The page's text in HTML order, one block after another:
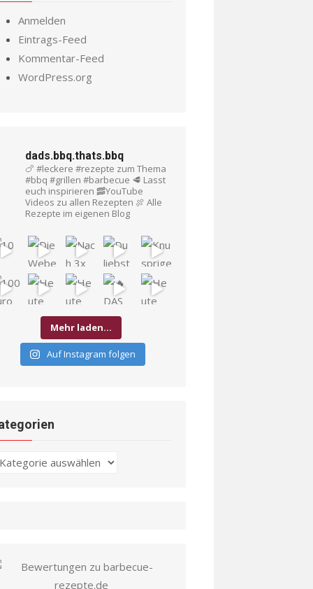
Anmelden
Eintrags-Feed
Kommentar-Feed
WordPress.org
dads.bbq.thats.bbq
🍗 #leckere #rezepte zum Thema
#bbq #grillen #barbecue 🥩 Lasst
euch inspirieren 🥓YouTube
Videos zu allen Rezepten 🍖 Alle
Rezepte im eigenen Blog
Mehr laden…
Auf Instagram folgen